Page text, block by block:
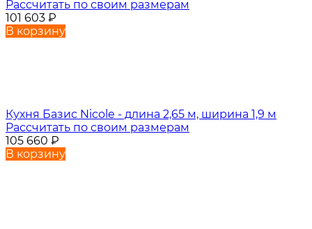
Рассчитать по своим размерам
101 603 ₽
В корзину
Кухня Базис Nicole - длина 2,65 м, ширина 1,9 м
Рассчитать по своим размерам
105 660 ₽
В корзину